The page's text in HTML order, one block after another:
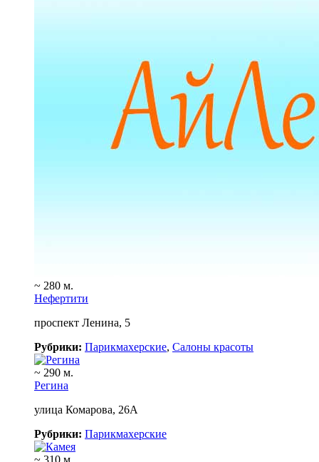
~ 280 м.
Нефертити
проспект Ленина, 5
Рубрики: Парикмахерские, Салоны красоты
~ 290 м.
Регина
улица Комарова, 26А
Рубрики: Парикмахерские